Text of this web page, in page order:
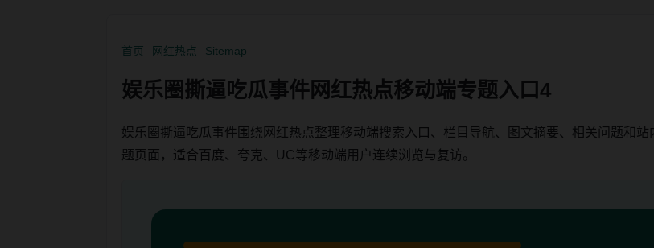
首页 网红热点 Sitemap
娱乐圈撕逼吃瓜事件网红热点移动端专题入口4
娱乐圈撕逼吃瓜事件围绕网红热点整理移动端搜索入口、栏目导航、图文摘要、相关问题和
题页面，适合百度、夸克、UC等移动端用户连续浏览与复访。